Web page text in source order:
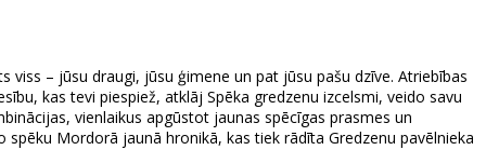
– jūsu draugi, jūsu ģimene un pat jūsu pašu dzīve. Atriebības
kas tevi piespiež, atklāj Spēka gredzenu izcelsmi, veido savu
vienlaikus apgūstot jaunas spēcīgas prasmes un
Mordorā jaunā hronikā, kas tiek rādīta Gredzenu pavēlnieka